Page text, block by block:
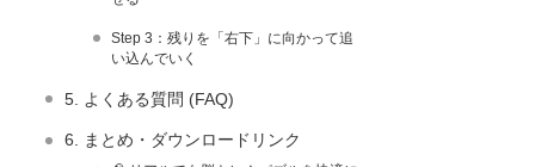
Step 3：残りを「右下」に向かって追
い込んでいく
5. よくある質問 (FAQ)
6. まとめ・ダウンロードリンク